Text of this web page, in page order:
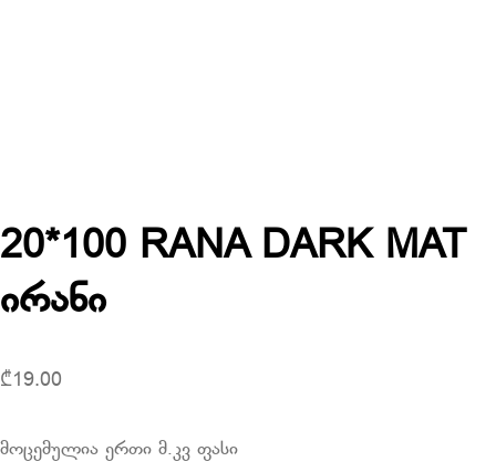
20*100 RANA DARK MAT
ირანი
₾19.00
მოცემულია ერთი მ.კვ ფასი